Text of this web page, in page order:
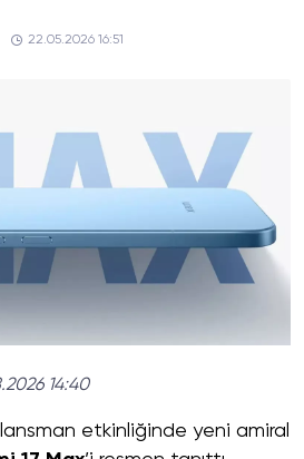
22.05.2026 16:51
14:40
etkinliğinde yeni amiral